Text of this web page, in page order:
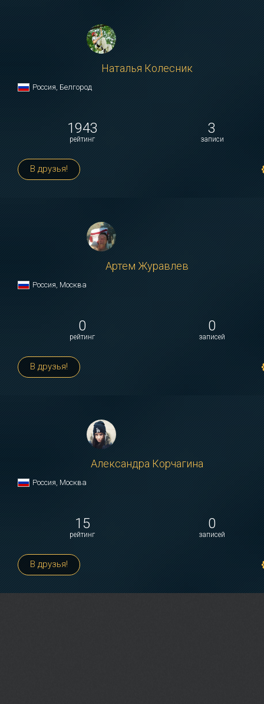
Наталья Колесник
Россия, Белгород
1943
рейтинг
3
записи
В друзья!
Артем Журавлев
Россия, Москва
0
рейтинг
0
записей
В друзья!
Александра Корчагина
Россия, Москва
15
рейтинг
0
записей
В друзья!